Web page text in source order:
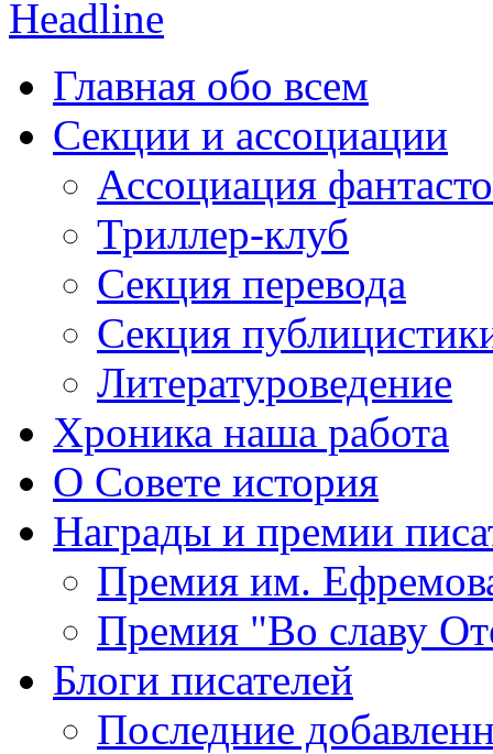
Главная обо всем
Секции и ассоциации
Ассоциация
Триллер-клуб
Секция перевода
Секция
Литературоведение
Хроника наша работа
О Совете история
Награды и премии
Премия им.
Премия "Во славу
Блоги писателей
Последние